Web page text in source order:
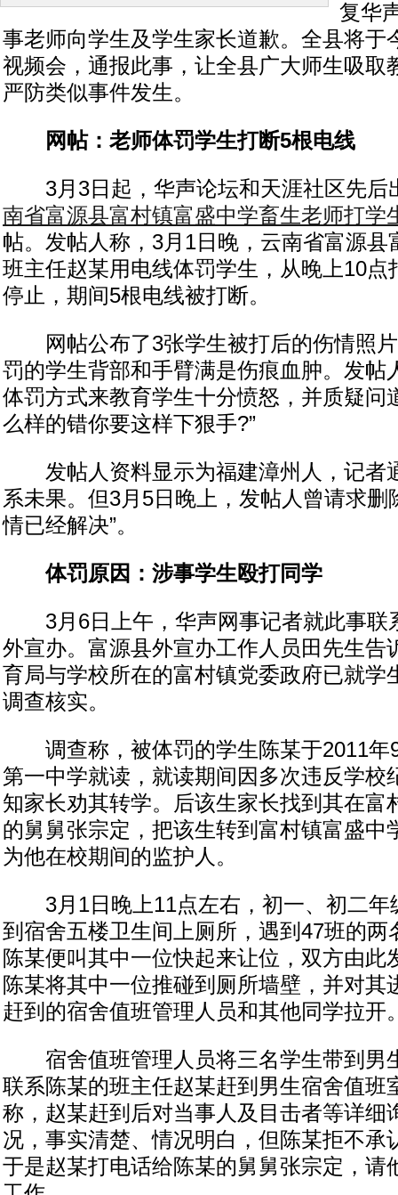
复华
事老师向学生及学生家长道歉。全县将于
视频会，通报此事，让全县广大师生吸取
严防类似事件发生。
网帖：老师体罚学生打断5根电线
3月3日起，华声论坛和天涯社区先后
南省富源县富村镇富盛中学畜生老师打学
帖。发帖人称，3月1日晚，云南省富源县
班主任赵某用电线体罚学生，从晚上10点
停止，期间5根电线被打断。
网帖公布了3张学生被打后的伤情照片
罚的学生背部和手臂满是伤痕血肿。发帖
体罚方式来教育学生十分愤怒，并质疑问
么样的错你要这样下狠手?”
发帖人资料显示为福建漳州人，记者
系未果。但3月5日晚上，发帖人曾请求删
情已经解决”。
体罚原因：涉事学生殴打同学
3月6日上午，华声网事记者就此事联
外宣办。富源县外宣办工作人员田先生告
育局与学校所在的富村镇党委政府已就学
调查核实。
调查称，被体罚的学生陈某于2011年
第一中学就读，就读期间因多次违反学校
知家长劝其转学。后该生家长找到其在富
的舅舅张宗定，把该生转到富村镇富盛中
为他在校期间的监护人。
3月1日晚上11点左右，初一、初二年
到宿舍五楼卫生间上厕所，遇到47班的两
陈某便叫其中一位快起来让位，双方由此
陈某将其中一位推碰到厕所墙壁，并对其
赶到的宿舍值班管理人员和其他同学拉开
宿舍值班管理人员将三名学生带到男
联系陈某的班主任赵某赶到男生宿舍值班
称，赵某赶到后对当事人及目击者等详细
况，事实清楚、情况明白，但陈某拒不承
于是赵某打电话给陈某的舅舅张宗定，请